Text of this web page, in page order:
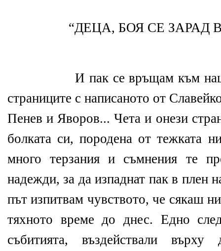
“ДЕЦА, БОЯ СЕ ЗАРАД
И пак се връщам към
страниците с написаното от
Пенев и Яворов... Чета и онези
болката си, породена от тежката
много терзания и съмнения те
надежди, за да изпаднат пак в плен
път изпитвам чувството, че сякаш
тяхното време до днес. Едно
събитията, въздействали върху